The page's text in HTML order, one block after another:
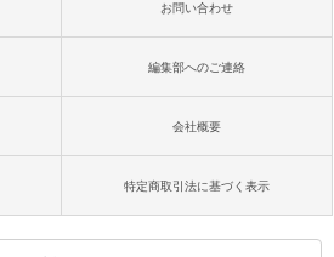
お問い合わせ
編集部へのご連絡
会社概要
特定商取引法に基づく表示